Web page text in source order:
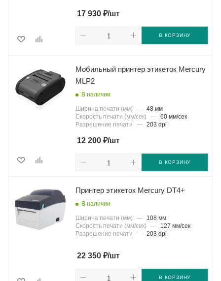
17 930 ₽/шт
В КОРЗИНУ
Мобильный принтер этикеток Mercury
MLP2
В наличии
Ширина печати (мм) — 48 мм
Скорость печати (мм/сек)
— 60 мм/сек
Разрешение печати
— 203 dpi
12 200 ₽/шт
В КОРЗИНУ
Принтер этикеток Mercury DT4+
В наличии
Ширина печати (мм) —
108 мм
Скорость печати (мм/сек)
—
127 мм/сек
Разрешение печати
— 203 dpi
22 350 ₽/шт
В КОРЗИНУ